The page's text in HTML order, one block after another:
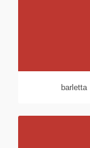
barletta